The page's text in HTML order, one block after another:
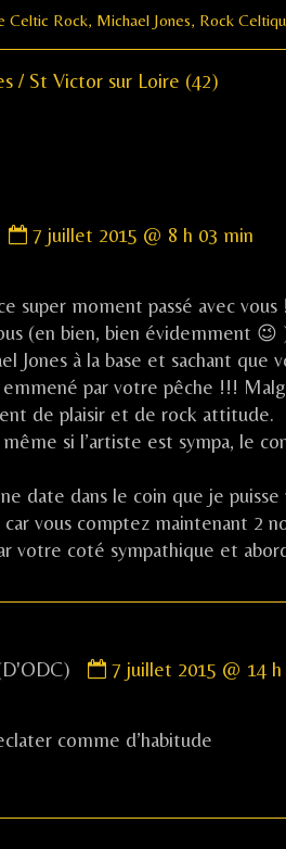
Celtic Rock, Michael Jones, Rock
/ St Victor sur Loire (42)
by
published
on
7 juillet 2015 @ 8 h 03 min
super moment passé avec vous
(en bien, bien évidemment
Jones à la base et sachant que
par votre pêche !!!
de plaisir et de rock attitude.
même si l’artiste est sympa, le
date dans le coin que je puisse
vous comptez maintenant 2
votre coté sympathique et
by
(D'ODC)
7 juillet 2015 @ 14 h
comme d’habitude